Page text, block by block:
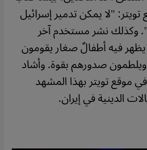
"لا يمكن تدمير إسرائيل
وكذلك نشر مستخدم آخر
يظهر فيه أطفالٌ صغار يقومون
ويلطمون صدورهم بقوة. وأشاد
تويتر بهذا المشهد
الدينية في إيران.